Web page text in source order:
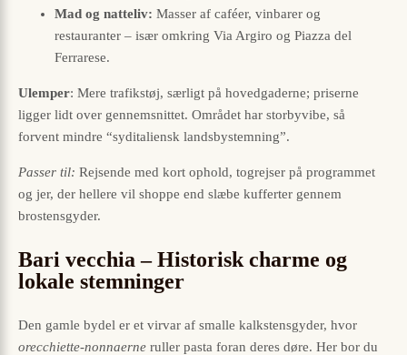
Mad og natteliv: Masser af caféer, vinbarer og
restauranter – især omkring Via Argiro og Piazza del
Ferrarese.
Ulemper: Mere trafikstøj, særligt på hovedgaderne; priserne
ligger lidt over gennemsnittet. Området har storbyvibe, så
forvent mindre “syditaliensk landsbystemning”.
Passer til: Rejsende med kort ophold, togrejser på programmet
og jer, der hellere vil shoppe end slæbe kufferter gennem
brostensgyder.
Bari vecchia – Historisk charme og
lokale stemninger
Den gamle bydel er et virvar af smalle kalkstensgyder, hvor
orecchiette-nonnaerne ruller pasta foran deres døre. Her bor du